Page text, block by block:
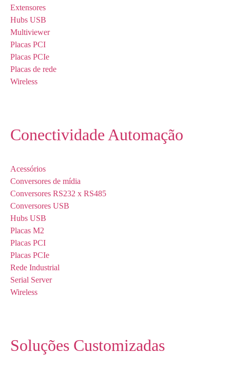
Extensores
Hubs USB
Multiviewer
Placas PCI
Placas PCIe
Placas de rede
Wireless
Conectividade Automação
Acessórios
Conversores de mídia
Conversores RS232 x RS485
Conversores USB
Hubs USB
Placas M2
Placas PCI
Placas PCIe
Rede Industrial
Serial Server
Wireless
Soluções Customizadas